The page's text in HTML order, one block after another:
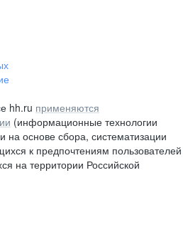
hh.ru применяются
(информационные технологии
основе сбора, систематизации
к предпочтениям пользователей
на территории Российской